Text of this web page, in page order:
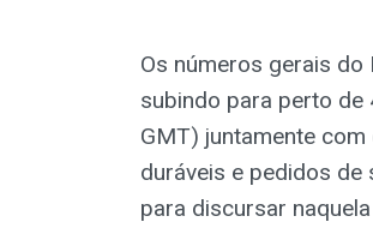
Os números gerais do
subindo para perto de
GMT) juntamente
duráveis e pedidos
para discursar